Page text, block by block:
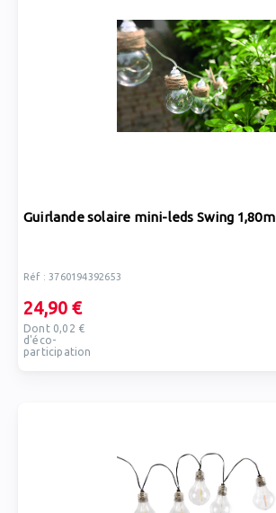
Guirlande solaire mini-leds Swing 1,80m
Réf : 3760194392653
24,90 €
Dont 0,02 €
d'éco-
participation